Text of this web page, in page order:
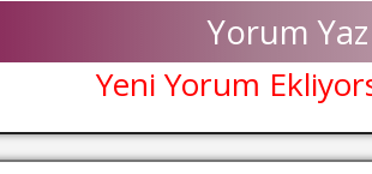
Yorum Yaz
Yeni Yorum